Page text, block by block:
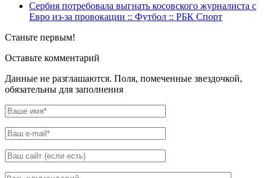
Сербия потребовала выгнать косовского журналиста с
Евро из-за провокации :: Футбол :: РБК Спорт
Станьте первым!
Оставьте комментарий
Данные не разглашаются. Поля, помеченные звездочкой,
обязательны для заполнения